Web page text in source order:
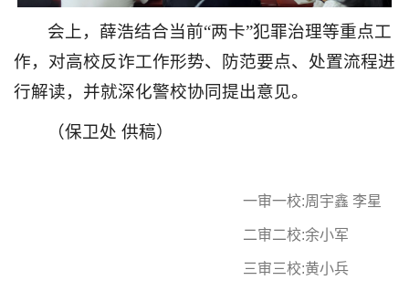
会上，薛浩结合当前“两卡”犯罪治理等重点工
作，对高校反诈工作形势、防范要点、处置流程进
行解读，并就深化警校协同提出意见。
（保卫处 供稿）
一审一校:周宇鑫 李星
二审二校:余小军
三审三校:黄小兵